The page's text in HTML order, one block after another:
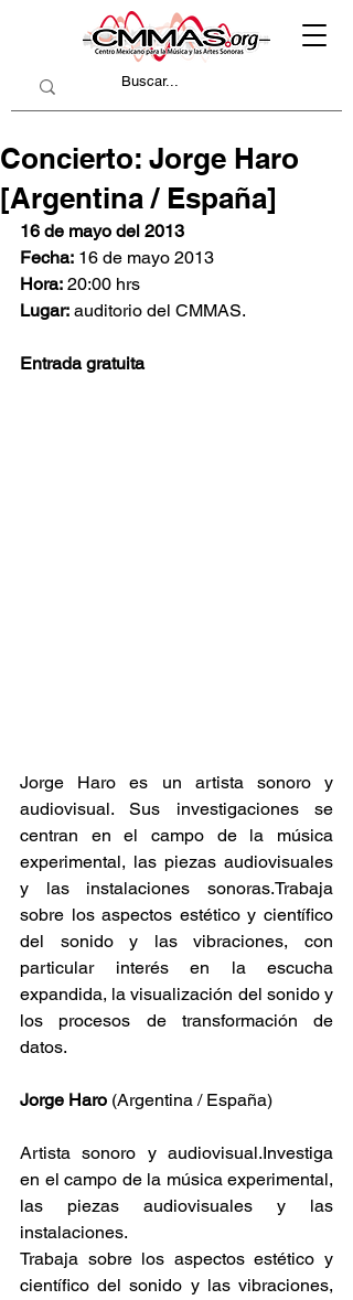
Concierto: Jorge Haro
[Argentina / España]
16 de mayo del 2013
Fecha: 16 de mayo 2013
Hora: 20:00 hrs
Lugar: auditorio del CMMAS.
Entrada gratuita
Jorge Haro es un artista sonoro y
audiovisual. Sus investigaciones se
centran en el campo de la música
experimental, las piezas audiovisuales
y las instalaciones sonoras.Trabaja
sobre los aspectos estético y científico
del sonido y las vibraciones, con
particular interés en la escucha
expandida, la visualización del sonido y
los procesos de transformación de
datos.
Jorge Haro (Argentina / España)
Artista sonoro y audiovisual.Investiga
en el campo de la música experimental,
las piezas audiovisuales y las
instalaciones.
Trabaja sobre los aspectos estético y
científico del sonido y las vibraciones,